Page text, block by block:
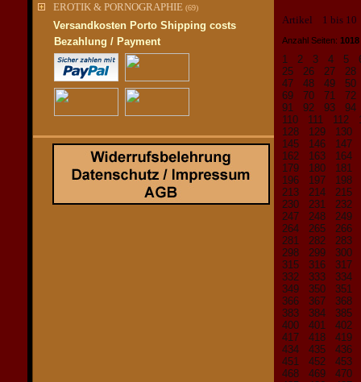
EROTIK & PORNOGRAPHIE (69)
Versandkosten Porto Shipping costs
Bezahlung / Payment
Artikel 1 bis 10
Anzahl Seiten: 1018
1 2 3 4 5
25
26 27
47
48 49
69
70 71
91
92 93
110
111 112
128
129
130
145
146
147
162
163
164
179
180
181
196
197
198
213
214
215
230
231
232
247
248
249
264
265
266
281
282
283
298
299
300
315
316
317
332
333
334
349
350
351
366
367
368
383
384
385
400
401
402
417
418
419
434
435
436
451
452
453
468
469
470